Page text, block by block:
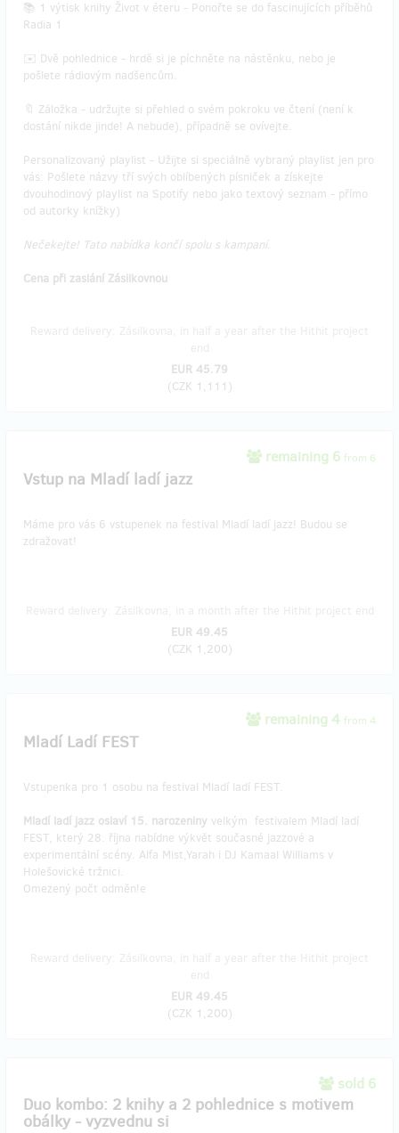
📚 1 výtisk knihy Život v éteru - Ponořte se do fascinujících příběhů
Radia 1
✉️ Dvě pohlednice - hrdě si je píchněte na nástěnku, nebo je
pošlete rádiovým nadšencům.
🔖 Záložka - udržujte si přehled o svém pokroku ve čtení (není k
dostání nikde jinde! A nebude), případně se ovívejte.
Personalizovaný playlist - Užijte si speciálně vybraný playlist jen pro
vás: Pošlete názvy tří svých oblíbených písniček a získejte
dvouhodinový playlist na Spotify nebo jako textový seznam - přímo
od autorky knížky)
Nečekejte! Tato nabídka končí spolu s kampaní.
Cena při zaslání Zásilkovnou
EUR 45.79
(CZK 1,111 )
remaining 6 from 6
Vstup na Mladí ladí jazz
Máme pro vás 6 vstupenek na festival Mladí ladí jazz! Budou se
zdražovat!
EUR 49.45
(CZK 1,200)
remaining 4 from 4
Mladí Ladí FEST
Vstupenka pro 1 osobu na festival Mladí ladí FEST.
Mladí ladí jazz oslaví 15. narozeniny velkým festivalem Mladí ladí
FEST, který 28. října nabídne výkvět současné jazzové a
experimentální scény. Alfa Mist,Yarah i DJ Kamaal Williams v
Holešovické tržnici.
Omezený počt odměn!e
EUR 49.45
(CZK 1,200)
sold 6
Duo kombo: 2 knihy a 2 pohlednice s motivem
obálky - vyzvednu si